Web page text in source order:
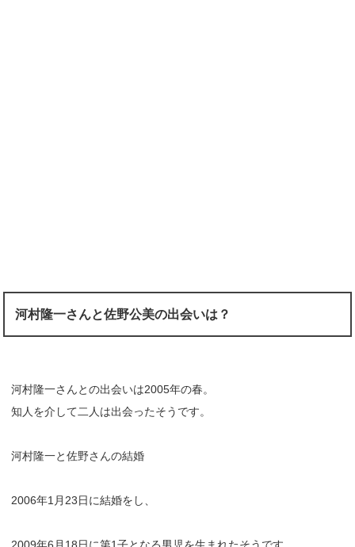
河村隆一さんと佐野公美の出会いは？
河村隆一さんとの出会いは2005年の春。
知人を介して二人は出会ったそうです。
河村隆一と佐野さんの結婚
2006年1月23日に結婚をし、